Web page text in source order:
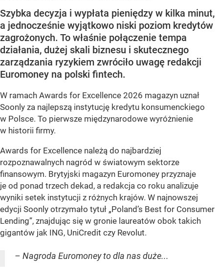
Szybka decyzja i wypłata pieniędzy w kilka minut,
a jednocześnie wyjątkowo niski poziom kredytów
zagrożonych. To właśnie połączenie tempa
działania, dużej skali biznesu i skutecznego
zarządzania ryzykiem zwróciło uwagę redakcji
Euromoney na polski fintech.
W ramach Awards for Excellence 2026 magazyn uznał
Soonly za najlepszą instytucję kredytu konsumenckiego
w Polsce. To pierwsze międzynarodowe wyróżnienie
w historii firmy.
Awards for Excellence należą do najbardziej
rozpoznawalnych nagród w światowym sektorze
finansowym. Brytyjski magazyn Euromoney przyznaje
je od ponad trzech dekad, a redakcja co roku analizuje
wyniki setek instytucji z różnych krajów. W najnowszej
edycji Soonly otrzymało tytuł „Poland’s Best for Consumer
Lending”, znajdując się w gronie laureatów obok takich
gigantów jak ING, UniCredit czy Revolut.
– Nagroda Euromoney to dla nas duże...